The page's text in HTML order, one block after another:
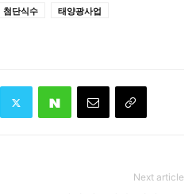
첨단식수
태양광사업
Next article